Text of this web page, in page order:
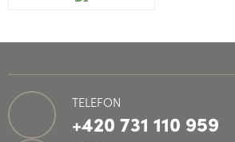
TELEFON
+420 731 110 959